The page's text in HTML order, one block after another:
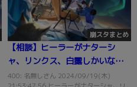
崩スタまとめ
【相談】ヒーラーがナターシ
ャ、リンクス、白露しかいない
んだけど
400: 名無しさん 2024/09/19(木)